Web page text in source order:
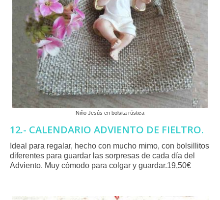
Niño Jesús en bolsita rústica
12.- CALENDARIO ADVIENTO DE FIELTRO.
Ideal para regalar, hecho con mucho mimo, con bolsillitos
diferentes para guardar las sorpresas de cada día del
Adviento. Muy cómodo para colgar y guardar.19,50€